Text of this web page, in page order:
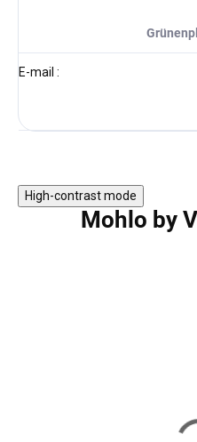
E-mail :
High-contrast mode
Mohlo by